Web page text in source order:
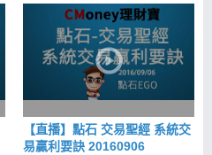
【直播】點石 交易聖經 系統交
易贏利要訣 20160906